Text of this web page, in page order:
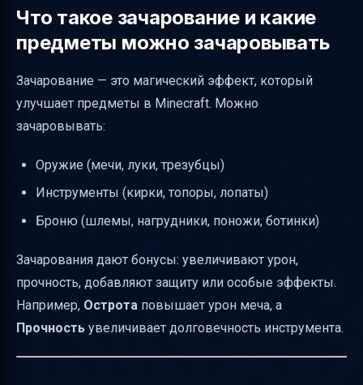
Что такое зачарование и какие
предметы можно зачаровывать
Зачарование — это магический эффект, который
улучшает предметы в Minecraft. Можно
зачаровывать:
Оружие (мечи, луки, трезубцы)
Инструменты (кирки, топоры, лопаты)
Броню (шлемы, нагрудники, поножи, ботинки)
Зачарования дают бонусы: увеличивают урон,
прочность, добавляют защиту или особые эффекты.
Например, Острота повышает урон меча, а
Прочность увеличивает долговечность инструмента.